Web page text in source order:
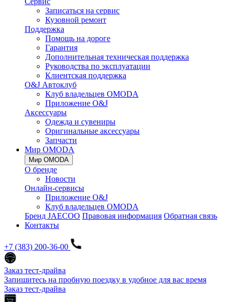
Записаться на сервис
Кузовной ремонт
Поддержка
Помощь на дороге
Гарантия
Дополнительная техническая поддержка
Руководства по эксплуатации
Клиентская поддержка
O&J Автоклуб
Клуб владельцев OMODA
Приложение O&J
Аксессуары
Одежда и сувениры
Оригинальные аксессуары
Запчасти
Мир OMODA
Мир OMODA
О бренде
Новости
Онлайн-сервисы
Приложение O&J
Клуб владельцев OMODA
Бренд JAECOO Правовая информация Обратная связь
Контакты
+7 (383) 200-36-00
Заказ тест-драйва
Запишитесь на пробную поездку в удобное для вас время
Заказ тест-драйва